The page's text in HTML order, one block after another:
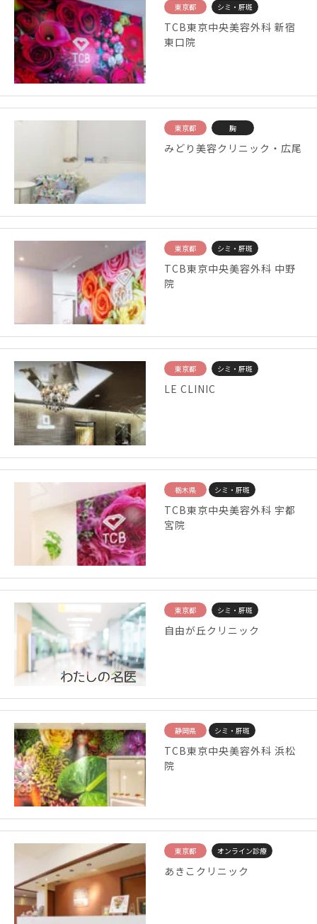
東京都 シミ・肝斑
TCB東京中央美容外科 新宿
東口院
東京都 胸
みどり美容クリニック・広尾
東京都 シミ・肝斑
TCB東京中央美容外科 中野
院
東京都 シミ・肝斑
LE CLINIC
栃木県 シミ・肝斑
TCB東京中央美容外科 宇都
宮院
東京都 シミ・肝斑
自由が丘クリニック
静岡県 シミ・肝斑
TCB東京中央美容外科 浜松
院
東京都 オンライン診療
あきこクリニック